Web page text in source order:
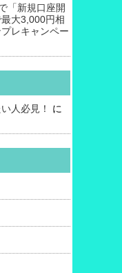
「新規口座開
大3,000円相
レキャンペー
人必見！
に